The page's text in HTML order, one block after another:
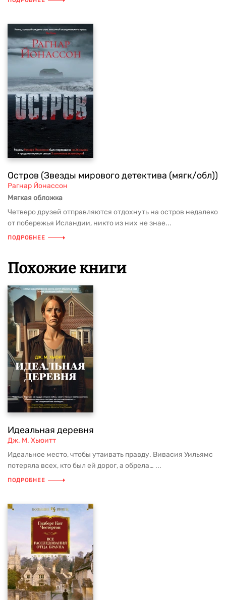
Остров (Звезды мирового детектива (мягк/обл))
Рагнар Йонассон
Мягкая обложка
Четверо друзей отправляются отдохнуть на остров недалеко
от побережья Исландии, никто из них не знае...
ПОДРОБНЕЕ
Похожие книги
Идеальная деревня
Дж. М. Хьюитт
Идеальное место, чтобы утаивать правду. Вивасия Уильямс
потеряла всех, кто был ей дорог, а обрела… ...
ПОДРОБНЕЕ